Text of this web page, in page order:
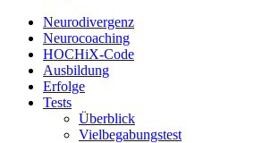
Neurodivergenz
Neurocoaching
HOCHiX-Code
Ausbildung
Erfolge
Tests
Überblick
Vielbegabungstest